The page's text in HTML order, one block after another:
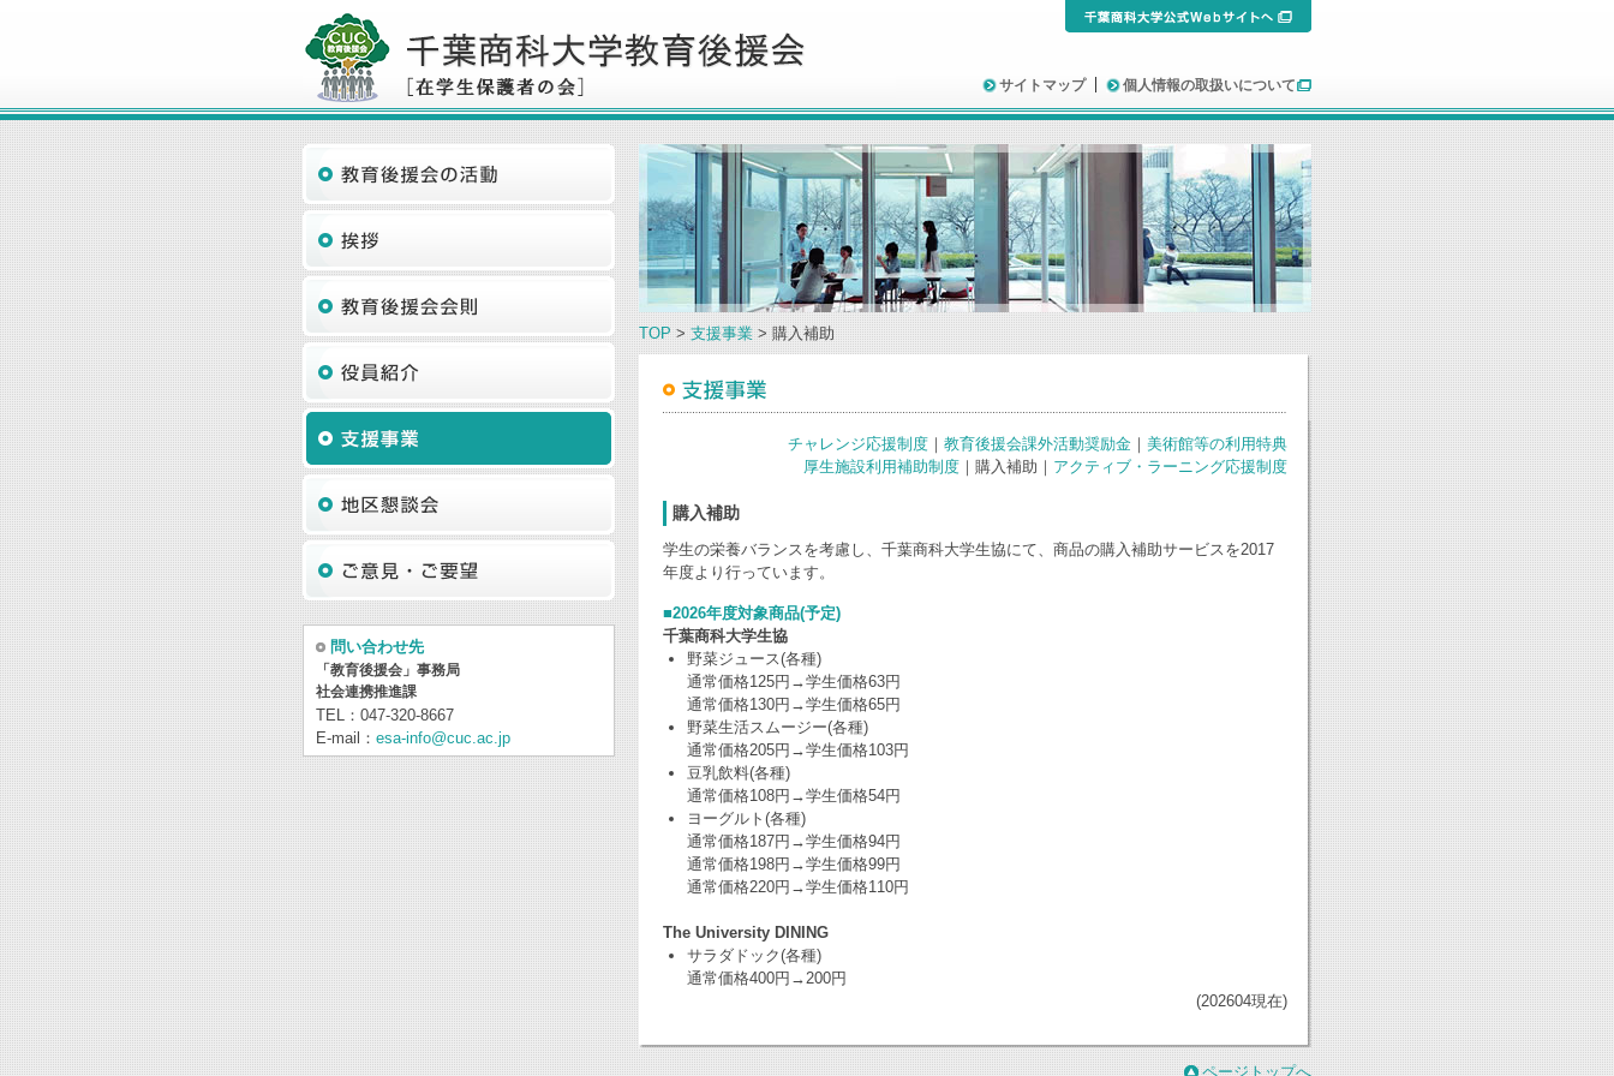
サイトマップ 個人情報の取扱いについて
問い合わせ先
「教育後援会」事務局
社会連携推進課
TEL：047-320-8667
E-mail： esa-info@cuc.ac.jp
TOP>支援事業> 購入補助
チャレンジ応援制度 ｜ 教育後援会課外活動奨励金 ｜ 美術館等の利用特典
厚生施設利用補助制度 ｜購入補助｜ アクティブ・ラーニング応援制度
購入補助
学生の栄養バランスを考慮し、千葉商科大学生協にて、商品の購入補助サービスを2017
年度より行っています。
■2026年度対象商品(予定)
千葉商科大学生協
野菜ジュース(各種)
通常価格125円→学生価格63円
通常価格130円→学生価格65円
野菜生活スムージー(各種)
通常価格205円→学生価格103円
豆乳飲料(各種)
通常価格108円→学生価格54円
ヨーグルト(各種)
通常価格187円→学生価格94円
通常価格198円→学生価格99円
通常価格220円→学生価格110円
The University DINING
サラダドック(各種)
通常価格400円→200円
(202604現在)
ページトップへ